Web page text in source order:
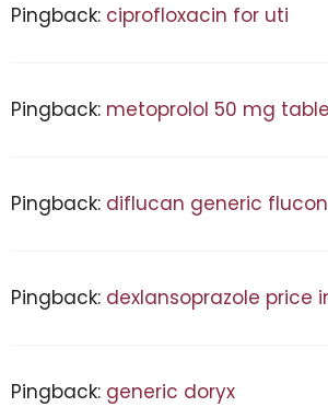
Pingback: ciprofloxacin for uti
Pingback: metoprolol 50 mg
Pingback: diflucan generic
Pingback: dexlansoprazole price
Pingback: generic doryx